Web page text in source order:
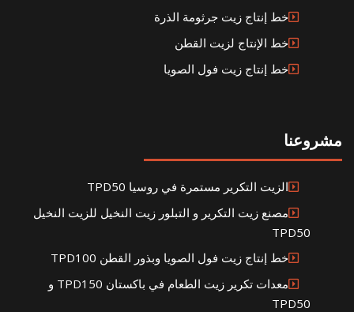
خط إنتاج زيت جرثومة الذرة
خط الإنتاج لزيت القطن
خط إنتاج زيت فول الصويا
مشروعنا
الزيت التكرير مستمرة في روسيا TPD50
مصنع زيت التكرير و التبلور زيت النخيل للزيت النخيل
TPD50
خط إنتاج زيت فول الصويا وبذور القطن TPD100
معدات تكرير زيت الطعام في باكستان TPD150 و
TPD50